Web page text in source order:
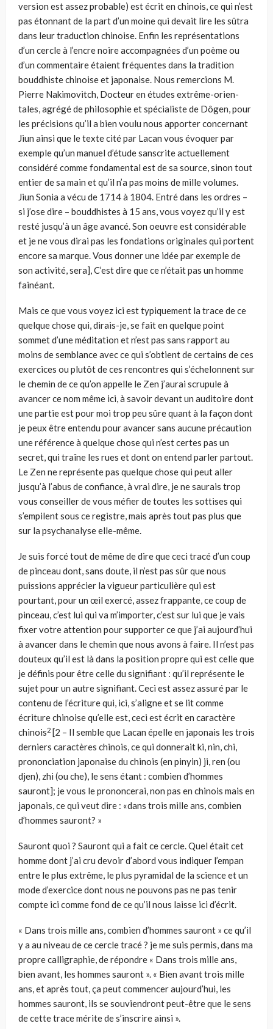
version est assez probable) est écrit en chinois, ce qui n’est
pas étonnant de la part d’un moine qui devait lire les sûtra
dans leur traduction chinoise. Enfin les représentations
d’un cercle à l’encre noire accom­pagnées d’un poème ou
d’un commentaire étaient fréquentes dans la tradition
bouddhiste chi­noise et japonaise. Nous remercions M.
Pierre Nakimovitch, Docteur en études extrême-orien­
tales, agrégé de philosophie et spécialiste de Dôgen, pour
les précisions qu’il a bien voulu nous apporter concernant
Jiun ainsi que le texte cité par Lacan vous évoquer par
exemple qu’un manuel d’étude sanscrite actuellement
considéré comme fondamental est de sa source, sinon tout
entier de sa main et qu’il n’a pas moins de mille volumes.
Jiun Sonia a vécu de 1714 à 1804. Entré dans les ordres –
si j’ose dire – bouddhistes à 15 ans, vous voyez qu’il y est
resté jusqu’à un âge avan­cé. Son oeuvre est considérable
et je ne vous dirai pas les fondations originales qui portent
encore sa marque. Vous donner une idée par exemple de
son activité, sera], C’est dire que ce n’était pas un homme
fainéant.
Mais ce que vous voyez ici est typiquement la trace de ce
quelque chose qui, dirais-je, se fait en quelque point
sommet d’une méditation et n’est pas sans rapport au
moins de semblance avec ce qui s’obtient de certains de ces
exer­cices ou plutôt de ces rencontres qui s’échelonnent sur
le chemin de ce qu’on appelle le Zen j’aurai scrupule à
avancer ce nom même ici, à savoir devant un auditoire dont
une partie est pour moi trop peu sûre quant à la façon dont
je peux être entendu pour avancer sans aucune précaution
une référence à quelque chose qui n’est certes pas un
secret, qui traîne les rues et dont on entend parler partout.
Le Zen ne représente pas quelque chose qui peut aller
jusqu’à l’abus de confiance, à vrai dire, je ne saurais trop
vous conseiller de vous méfier de toutes les sottises qui
s’empilent sous ce registre, mais après tout pas plus que
sur la psychanalyse elle-même.
Je suis forcé tout de même de dire que ceci tracé d’un coup
de pinceau dont, sans doute, il n’est pas sûr que nous
puissions apprécier la vigueur particulière qui est
pourtant, pour un œil exercé, assez frappante, ce coup de
pinceau, c’est lui qui va m’importer, c’est sur lui que je vais
fixer votre attention pour supporter ce que j’ai aujourd’hui
à avancer dans le chemin que nous avons à faire. Il n’est pas
douteux qu’il est là dans la position propre qui est celle que
je défi­nis pour être celle du signifiant : qu’il représente le
sujet pour un autre signi­fiant. Ceci est assez assuré par le
contenu de l’écriture qui, ici, s’aligne et se lit comme
écriture chinoise qu’elle est, ceci est écrit en caractère
chinois2 [2 – Il semble que Lacan épelle en japonais les trois
derniers caractères chinois, ce qui donnerait ki, nin, chi,
prononciation japonaise du chinois (en pinyin) ji, ren (ou
djen), zhi (ou che), le sens étant : combien d’hommes
sauront]; je vous le prononcerai, non pas en chinois mais en
japonais, ce qui veut dire : «dans trois mille ans, combien
d’hommes sauront? »
Sauront quoi ? Sauront qui a fait ce cercle. Quel était cet
homme dont j’ai cru devoir d’abord vous indiquer l’empan
entre le plus extrême, le plus pyramidal de la science et un
mode d’exercice dont nous ne pouvons pas ne pas tenir
compte ici comme fond de ce qu’il nous laisse ici d’écrit.
« Dans trois mille ans, combien d’hommes sauront » ce qu’il
y a au niveau de ce cercle tracé ? je me suis permis, dans ma
propre calligraphie, de répondre « Dans trois mille ans,
bien avant, les hommes sauront ». « Bien avant trois mille
ans, et après tout, ça peut commencer aujourd’hui, les
hommes sauront, ils se souviendront peut-être que le sens
de cette trace mérite de s’inscrire ainsi ».